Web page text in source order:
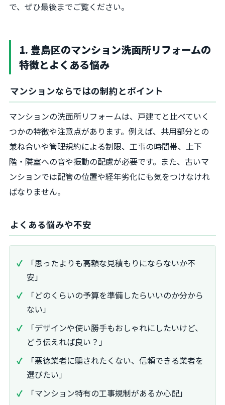
で、ぜひ最後までご覧ください。
1. 豊島区のマンション洗面所リフォームの
特徴とよくある悩み
マンションならではの制約とポイント
マンションの洗面所リフォームは、戸建てと比べていく
つかの特徴や注意点があります。例えば、共用部分との
兼ね合いや管理規約による制限、工事の時間帯、上下
階・隣室への音や振動の配慮が必要です。また、古いマ
ンションでは配管の位置や経年劣化にも気をつけなけれ
ばなりません。
よくある悩みや不安
「思ったよりも高額な見積もりにならないか不
安」
「どのくらいの予算を準備したらいいのか分から
ない」
「デザインや使い勝手もおしゃれにしたいけど、
どう伝えれば良い？」
「悪徳業者に騙されたくない、信頼できる業者を
選びたい」
「マンション特有の工事規制があるか心配」